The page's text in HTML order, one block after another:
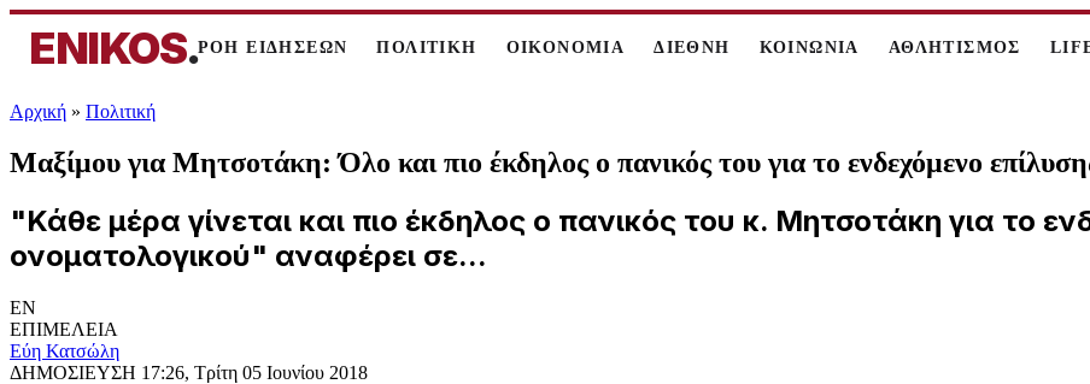
ENIKOS.ΡΟΗ ΕΙΔΗΣΕΩΝ ΠΟΛΙΤΙΚΗ ΟΙΚΟΝΟΜΙΑ ΔΙΕΘΝΗ ΚΟΙΝΩΝΙΑ ΑΘΛΗΤΙΣΜΟΣ
Αρχική » Πολιτική
Μαξίμου για Μητσοτάκη: Όλο και πιο έκδηλος ο πανικός του για το ενδεχόμενο
"Κάθε μέρα γίνεται και πιο έκδηλος ο πανικός του κ. Μητσοτάκη για το
ονοματολογικού" αναφέρει σε...
EN
ΕΠΙΜΕΛΕΙΑ
Εύη Κατσώλη
ΔΗΜΟΣΙΕΥΣΗ 17:26, Τρίτη 05 Ιουνίου 2018